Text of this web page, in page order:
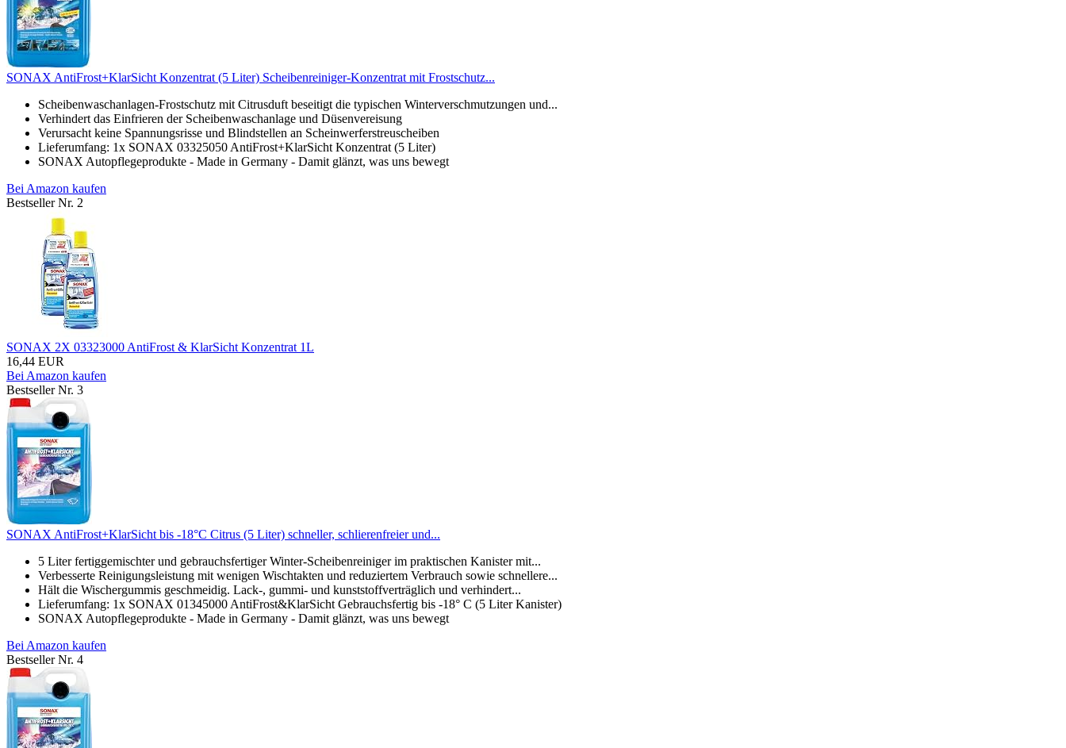
SONAX AntiFrost+KlarSicht Konzentrat (5 Liter) Scheibenreiniger-Konzentrat mit Frostschutz...
Scheibenwaschanlagen-Frostschutz mit Citrusduft beseitigt die typischen Winterverschmutzungen und...
Verhindert das Einfrieren der Scheibenwaschanlage und Düsenvereisung
Verursacht keine Spannungsrisse und Blindstellen an Scheinwerferstreuscheiben
Lieferumfang: 1x SONAX 03325050 AntiFrost+KlarSicht Konzentrat (5 Liter)
SONAX Autopflegeprodukte - Made in Germany - Damit glänzt, was uns bewegt
Bei Amazon kaufen
Bestseller Nr. 2
SONAX 2X 03323000 AntiFrost & KlarSicht Konzentrat 1L
16,44 EUR
Bei Amazon kaufen
Bestseller Nr. 3
SONAX AntiFrost+KlarSicht bis -18°C Citrus (5 Liter) schneller, schlierenfreier und...
5 Liter fertiggemischter und gebrauchsfertiger Winter-Scheibenreiniger im praktischen Kanister mit...
Verbesserte Reinigungsleistung mit wenigen Wischtakten und reduziertem Verbrauch sowie schnellere...
Hält die Wischergummis geschmeidig. Lack-, gummi- und kunststoffverträglich und verhindert...
Lieferumfang: 1x SONAX 01345000 AntiFrost&KlarSicht Gebrauchsfertig bis -18° C (5 Liter Kanister)
SONAX Autopflegeprodukte - Made in Germany - Damit glänzt, was uns bewegt
Bei Amazon kaufen
Bestseller Nr. 4